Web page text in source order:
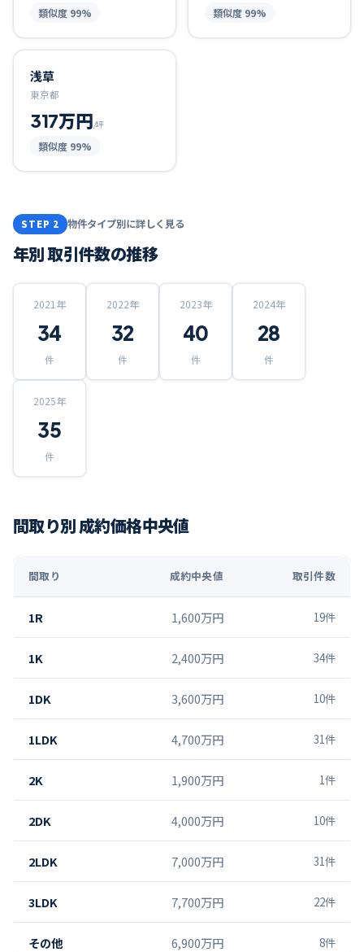
類似度 99% 類似度 99%
浅草
東京都
317万円/坪
類似度 99%
STEP 2 物件タイプ別に詳しく見る
年別 取引件数の推移
2021 年
34
件
2022年
32
件
2023年
40
件
2024年
28
件
2025年
35
件
間取り別 成約価格中央値
間取り 成約中央値 取引件数
1R 1,600万円 19件
1K 2,400万円 34件
1DK 3,600万円 10件
1LDK 4,700万円 31件
2K 1,900万円 1件
2DK 4,000万円 10件
2LDK 7,000万円 31件
3LDK 7,700万円 22件
その他 6,900万円 8件